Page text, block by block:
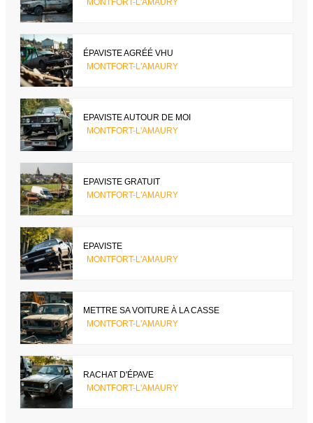
MONTFORT-L'AMAURY
ÉPAVISTE AGRÉÉ VHU
MONTFORT-L'AMAURY
EPAVISTE AUTOUR DE MOI
MONTFORT-L'AMAURY
EPAVISTE GRATUIT
MONTFORT-L'AMAURY
EPAVISTE
MONTFORT-L'AMAURY
METTRE SA VOITURE À LA CASSE
MONTFORT-L'AMAURY
RACHAT D'ÉPAVE
MONTFORT-L'AMAURY